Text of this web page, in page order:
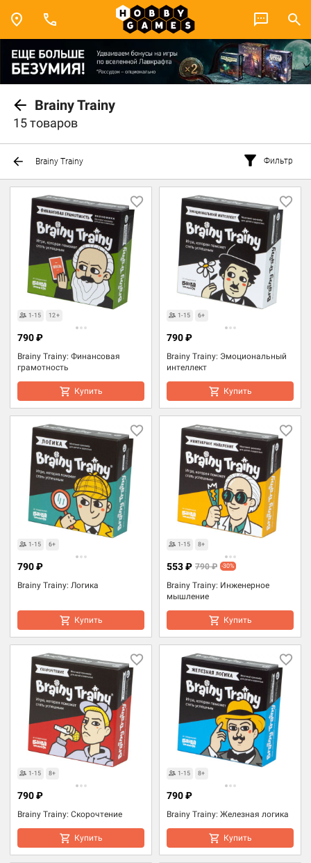
Brainy Trainy
15 товаров
Brainy Trainy Фильтр
1-15 12+
Brainy Trainy: Финансовая
грамотность
790 ₽
Купить
1-15 6+
Brainy Trainy: Эмоциональный
интеллект
790 ₽
Купить
1-15 6+
Brainy Trainy: Логика
790 ₽
Купить
1-15 8+
Brainy Trainy: Инженерное
мышление
553 ₽ 790 ₽ -30%
Купить
1-15 8+
Brainy Trainy: Скорочтение
790 ₽
Купить
1-15 8+
Brainy Trainy: Железная логика
790 ₽
Купить